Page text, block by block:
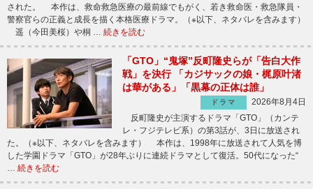
された。 本作は、救命救急医療の最前線でもがく、若き救命医・救急隊員・
警察官らの正義と成長を描く本格医療ドラマ。（※以下、ネタバレを含みます）
遥（今田美桜）や桐 … 続きを読む
「GTO」“鬼塚”反町隆史らが「告白大作
戦」を決行 「カジサックの娘・梶原叶渚
は華がある」「黒幕の正体は誰」
ドラマ
2026年8月4日
反町隆史が主演するドラマ「GTO」（カンテ
レ・フジテレビ系）の第3話が、3日に放送され
た。（※以下、ネタバレを含みます） 本作は、1998年に放送されて人気を博
した学園ドラマ「GTO」が28年ぶりに連続ドラマとして復活。50代になった“
… 続きを読む